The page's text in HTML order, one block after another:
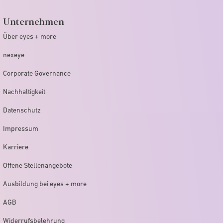
Unternehmen
Über eyes + more
nexeye
Corporate Governance
Nachhaltigkeit
Datenschutz
Impressum
Karriere
Offene Stellenangebote
Ausbildung bei eyes + more
AGB
Widerrufsbelehrung